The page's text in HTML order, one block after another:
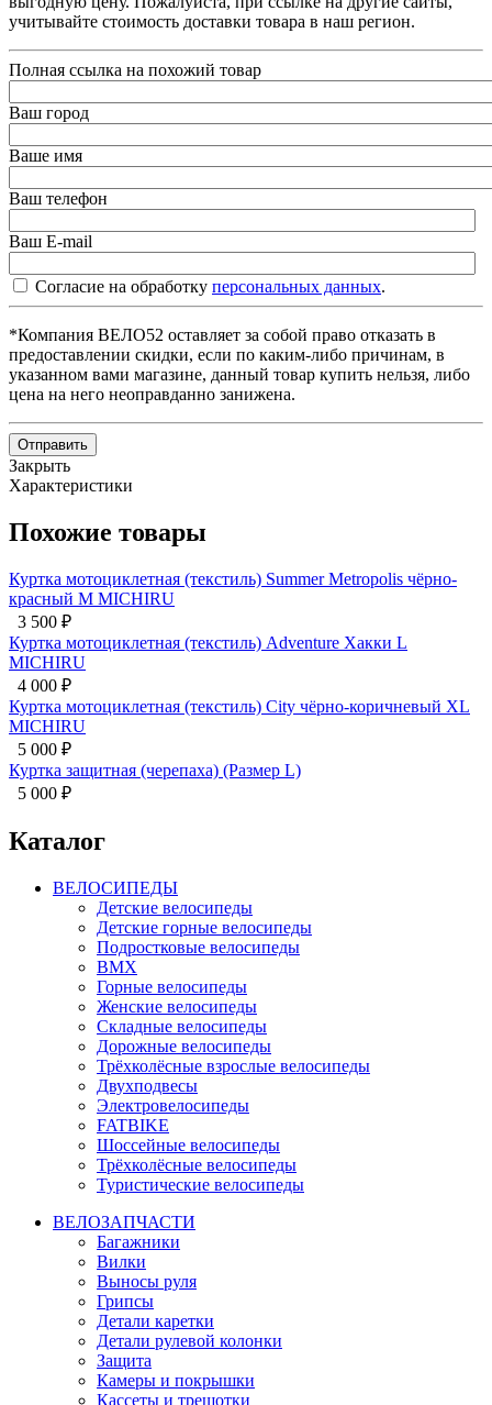
учитывайте стоимость доставки товара в наш регион.
Полная ссылка на похожий товар
Ваш город
Ваше имя
Ваш телефон
Ваш E-mail
Согласие на обработку персональных данных.
*Компания ВЕЛО52 оставляет за собой право отказать в
предоставлении скидки, если по каким-либо причинам, в
указанном вами магазине, данный товар купить нельзя, либо
цена на него неоправданно занижена.
Отправить
Закрыть
Характеристики
Похожие товары
Куртка мотоциклетная (текстиль) Summer Metropolis чёрно-
красный M MICHIRU
3 500 ₽
Куртка мотоциклетная (текстиль) Adventure Хакки L
MICHIRU
4 000 ₽
Куртка мотоциклетная (текстиль) City чёрно-коричневый XL
MICHIRU
5 000 ₽
Куртка защитная (черепаха) (Размер L)
5 000 ₽
Каталог
ВЕЛОСИПЕДЫ
Детские велосипеды
Детские горные велосипеды
Подростковые велосипеды
BMX
Горные велосипеды
Женские велосипеды
Складные велосипеды
Дорожные велосипеды
Трёхколёсные взрослые велосипеды
Двухподвесы
Электровелосипеды
FATBIKE
Шоссейные велосипеды
Трёхколёсные велосипеды
Туристические велосипеды
ВЕЛОЗАПЧАСТИ
Багажники
Вилки
Выносы руля
Грипсы
Детали каретки
Детали рулевой колонки
Защита
Камеры и покрышки
Кассеты и трещотки